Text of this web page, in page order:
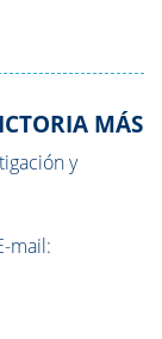
MÁS
y
mail: